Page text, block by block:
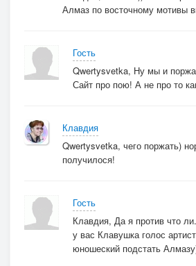
Алмаз по восточному мотивы
Гость
Qwertysvetka, Ну мы и
Сайт про пою! А не про то
Клавдия
Qwertysvetka, чего поржать)
получилося!
Гость
Клавдия, Да я против что
у вас Клавушка голос
юношеский подстать